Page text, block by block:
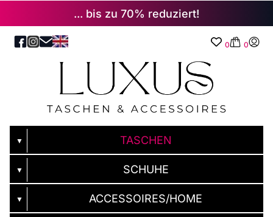
... bis zu 70% reduziert!
0 0
▼ TASCHEN
▼ SCHUHE
▼ ACCESSOIRES/HOME